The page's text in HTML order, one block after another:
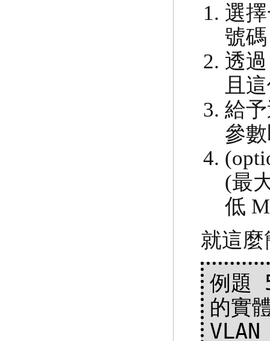
選
號
透
且
給
參
(最
低
就這
例題
的實